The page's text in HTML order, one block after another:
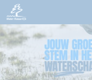
Skip to content